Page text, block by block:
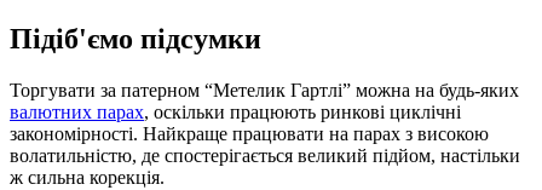
Підіб'ємо підсумки
Торгувати за патерном “Метелик Гартлі” можна на будь-яких
валютних парах, оскільки працюють ринкові циклічні
закономірності. Найкраще працювати на парах з високою
волатильністю, де спостерігається великий підйом, настільки
ж сильна корекція.